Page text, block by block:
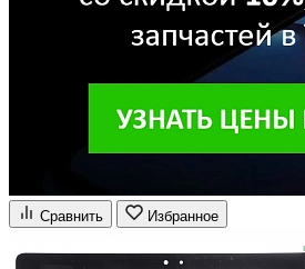
Сравнить Избранное